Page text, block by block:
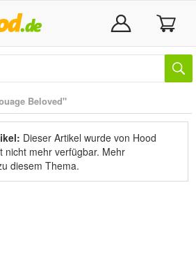
Beloved"
Dieser Artikel wurde von Hood
nicht mehr verfügbar. Mehr
diesem Thema.